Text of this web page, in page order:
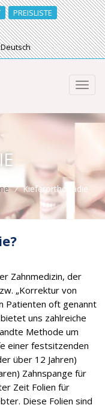
PREISLISTE
Deutsch
/ Kieferorthopädie
Zahnmedizin, der
„Korrektur von
Patienten oft genannt
uns zahlreiche
Methode um
einer festsitzenden
über 12 Jahren)
Zahnspange für
Zeit Folien für
Diese Folien sind